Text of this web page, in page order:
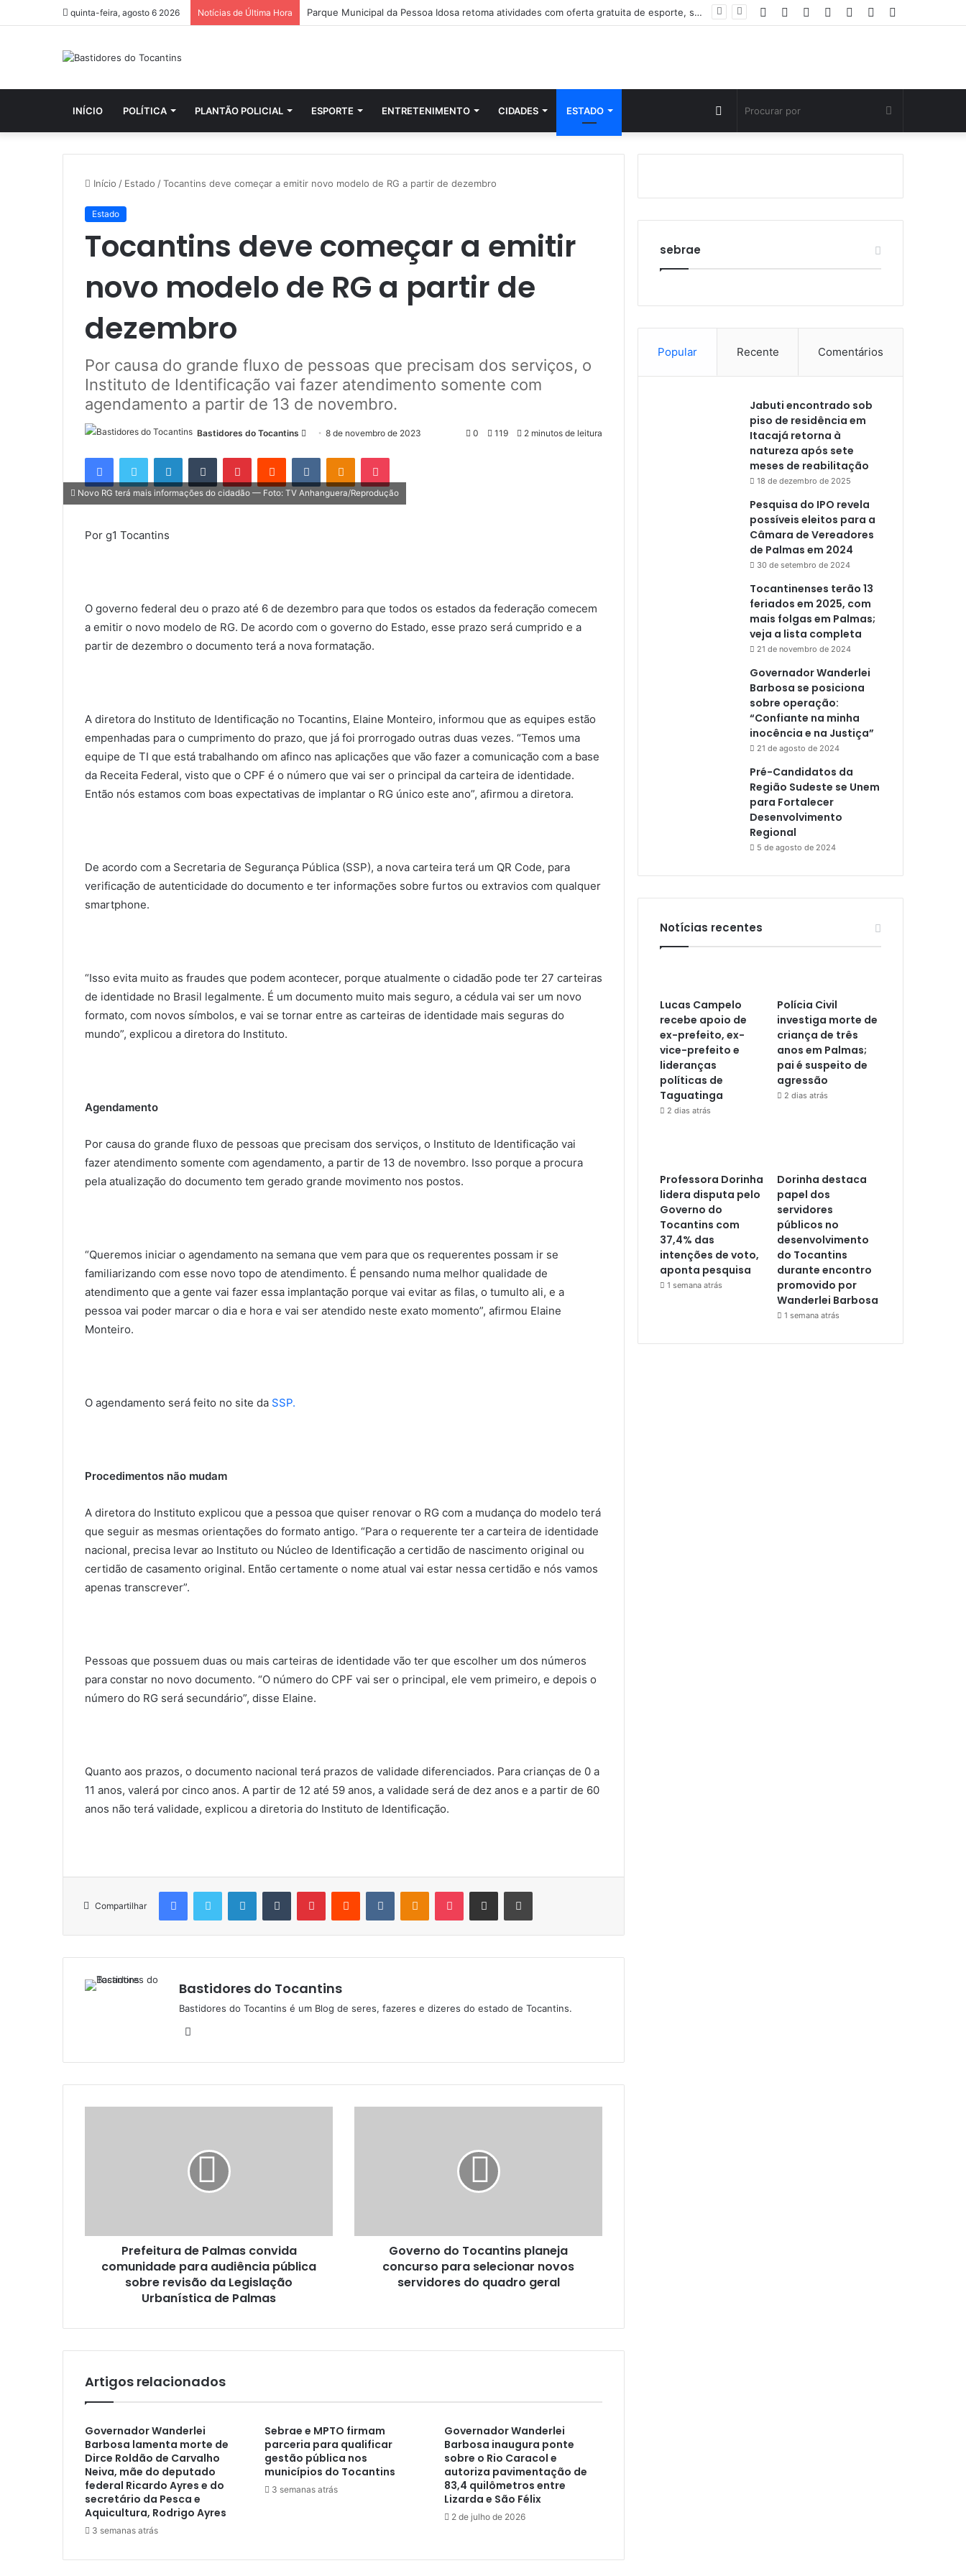
quinta-feira, agosto 6 2026 Notícias de Última Hora Polícia Civil investiga morte de criança de três anos em Palmas; pai é suspeito de agressão
Artigo
Entrar
Instagram
YouTube
Twitter
Facebook
INÍCIO POLÍTICA PLANTÃO POLICIAL ESPORTE ENTRETENIMENTO CIDADES ESTADO
por
Switch
skin
Início / Estado /Tocantins deve começar a emitir novo modelo de RG a partir de dezembro
Estado
Tocantins deve começar a emitir
novo modelo de RG a partir de
dezembro
Por causa do grande fluxo de pessoas que precisam dos serviços, o
Instituto de Identificação vai fazer atendimento somente com
agendamento a partir de 13 de novembro.
Bastidores do Tocantins
n
d
a
8 de novembro de 2023 0 119 2 minutos de leitura
Novo RG terá mais informações do cidadão — Foto: TV Anhanguera/Reprodução
Por g1 Tocantins
O governo federal deu o prazo até 6 de dezembro para que todos os estados da federação comecem
a emitir o novo modelo de RG. De acordo com o governo do Estado, esse prazo será cumprido e a
partir de dezembro o documento terá a nova formatação.
A diretora do Instituto de Identificação no Tocantins, Elaine Monteiro, informou que as equipes estão
empenhadas para o cumprimento do prazo, que já foi prorrogado outras duas vezes. “Temos uma
equipe de TI que está trabalhando om afinco nas aplicações que vão fazer a comunicação com a base
da Receita Federal, visto que o CPF é o número que vai ser o principal da carteira de identidade.
Então nós estamos com boas expectativas de implantar o RG único este ano”, afirmou a diretora.
De acordo com a Secretaria de Segurança Pública (SSP), a nova carteira terá um QR Code, para
verificação de autenticidade do documento e ter informações sobre furtos ou extravios com qualquer
smartphone.
“Isso evita muito as fraudes que podem acontecer, porque atualmente o cidadão pode ter 27 carteiras
de identidade no Brasil legalmente. É um documento muito mais seguro, a cédula vai ser um novo
formato, com novos símbolos, e vai se tornar entre as carteiras de identidade mais seguras do
mundo”, explicou a diretora do Instituto.
Agendamento
Por causa do grande fluxo de pessoas que precisam dos serviços, o Instituto de Identificação vai
fazer atendimento somente com agendamento, a partir de 13 de novembro. Isso porque a procura
pela atualização do documento tem gerado grande movimento nos postos.
“Queremos iniciar o agendamento na semana que vem para que os requerentes possam ir se
familiarizando com esse novo topo de atendimento. É pensando numa melhor qualidade de
atendimento que a gente vai fazer essa implantação porque vai evitar as filas, o tumulto ali, e a
pessoa vai poder marcar o dia e hora e vai ser atendido neste exato momento”, afirmou Elaine
Monteiro.
O agendamento será feito no site da SSP.
Procedimentos não mudam
A diretora do Instituto explicou que a pessoa que quiser renovar o RG com a mudança do modelo terá
que seguir as mesmas orientações do formato antigo. “Para o requerente ter a carteira de identidade
nacional, precisa levar ao Instituto ou Núcleo de Identificação a certidão de nascimento original ou
certidão de casamento original. Então certamente o nome atual vai estar nessa certidão e nós vamos
apenas transcrever”.
Pessoas que possuem duas ou mais carteiras de identidade vão ter que escolher um dos números
para constar no novo documento. “O número do CPF vai ser o principal, ele vem primeiro, e depois o
número do RG será secundário”, disse Elaine.
Quanto aos prazos, o documento nacional terá prazos de validade diferenciados. Para crianças de 0 a
11 anos, valerá por cinco anos. A partir de 12 até 59 anos, a validade será de dez anos e a partir de 60
anos não terá validade, explicou a diretoria do Instituto de Identificação.
Compartilhar
Bastidores do Tocantins
Bastidores do Tocantins é um Blog de seres, fazeres e dizeres do estado de Tocantins.
b
s
Prefeitura de Palmas convida
comunidade para audiência pública
sobre revisão da Legislação
Urbanística de Palmas
Governo do Tocantins planeja
concurso para selecionar novos
servidores do quadro geral
Artigos relacionados
Governador Wanderlei
Barbosa lamenta morte de
Dirce Roldão de Carvalho
Neiva, mãe do deputado
federal Ricardo Ayres e do
secretário da Pesca e
Aquicultura, Rodrigo Ayres
3 semanas atrás
Sebrae e MPTO firmam
parceria para qualificar
gestão pública nos
municípios do Tocantins
3 semanas atrás
Governador Wanderlei
Barbosa inaugura ponte
sobre o Rio Caracol e
autoriza pavimentação de
83,4 quilômetros entre
Lizarda e São Félix
2 de julho de 2026
sebrae
Popular Recente Comentários
Jabuti encontrado sob
piso de residência em
Itacajá retorna à
natureza após sete
meses de reabilitação
18 de dezembro de 2025
Pesquisa do IPO revela
possíveis eleitos para a
Câmara de Vereadores
de Palmas em 2024
30 de setembro de 2024
Tocantinenses terão 13
feriados em 2025, com
mais folgas em Palmas;
veja a lista completa
21 de novembro de 2024
Governador Wanderlei
Barbosa se posiciona
sobre operação:
“Confiante na minha
inocência e na Justiça”
21 de agosto de 2024
Pré-Candidatos da
Região Sudeste se Unem
para Fortalecer
Desenvolvimento
Regional
5 de agosto de 2024
Notícias recentes
Lucas Campelo
recebe apoio de
ex-prefeito, ex-
vice-prefeito e
lideranças
políticas de
Taguatinga
2 dias atrás
Polícia Civil
investiga morte de
criança de três
anos em Palmas;
pai é suspeito de
agressão
2 dias atrás
Professora Dorinha
lidera disputa pelo
Governo do
Tocantins com
37,4% das
intenções de voto,
aponta pesquisa
1 semana atrás
Dorinha destaca
papel dos
servidores
públicos no
desenvolvimento
do Tocantins
durante encontro
promovido por
Wanderlei Barbosa
1 semana atrás